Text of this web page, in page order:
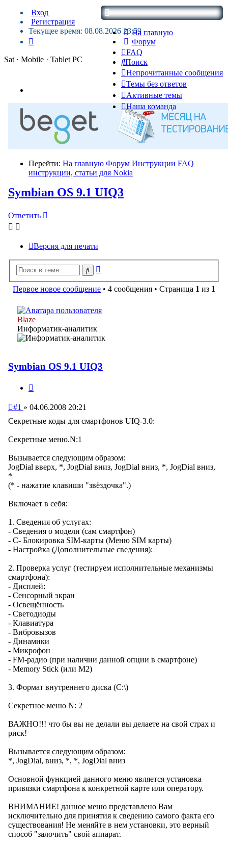
На главную
Форум
FAQ
Поиск
Непрочитанные сообщения
Темы без ответов
Активные темы
Наша команда
Вход
Регистрация
Текущее время: 08.08.2026 23:59
Sat · Mobile · Tablet PC
Перейти: На главную Форум Инструкции FAQ
инструкции, статьи для Nokia
Symbian OS 9.1 UIQ3
Ответить
Версия для печати
Поиск
Первое новое сообщение • 4 сообщения • Страница 1 из 1
Blaze
Информатик-аналитик
Symbian OS 9.1 UIQ3
Непрочитанное
#1 » 04.06.2008 20:21
Секретные коды для смартфонов UIQ-3.0:
Секретные меню.N:1
Вызывается следующим образом:
JogDial вверх, *, JogDial вниз, JogDial вниз, *, JogDial вниз,
*
(* - нажатие клавиши "звёздочка".)
Включает в себя:
1. Сведения об услугах:
- Сведения о модели (сам смартфон)
- С- Блокировка SIM-карты (Меню SIM карты)
- Настройка (Дополнительные сведения):
2. Проверка услуг (тестируем исполнительные механизмы
смартфона):
- Дисплей:
- Сенсорный экран
- Освещённость
- Светодиоды
- Клавиатура
- Вибровызов
- Динамики
- Микрофон
- FM-радио (при наличии данной опции в смартфоне)
- Memory Stick (или M2)
3. Формат внутреннего диска (С:\)
Секретное меню N: 2
ВАЖНО!!! что бы вы не делали вы делаете на свой страх и
риск!
Вызывается следующим образом:
*, JogDial, вниз, *, *, JogDial вниз
Основной функцией данного меню является установка
привязки смартфона к конкретной карте или оператору.
ВНИМАНИЕ! данное меню представлено Вам
исключительно для принятия к сведению самого факта его
существования! Не меняйте в нем установки, это верный
способ "залочить" свой аппарат.